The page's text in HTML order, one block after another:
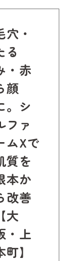
穴・
る
・赤
顔
。シ
ファ
ムXで
質を
本か
改善
【大
・上
町】